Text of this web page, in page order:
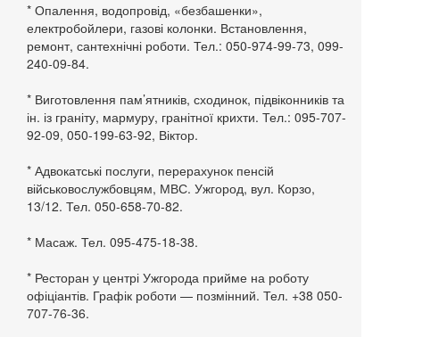
* Опалення, водопровід, «безбашенки»,
електробойлери, газові колонки. Встановлення,
ремонт, сантехнічні роботи. Тел.: 050-974-99-73, 099-
240-09-84.
* Виготовлення пам’ятників, сходинок, підвіконників та
ін. із граніту, мармуру, гранітної крихти. Тел.: 095-707-
92-09, 050-199-63-92, Віктор.
* Адвокатські послуги, перерахунок пенсій
військовослужбовцям, МВС. Ужгород, вул. Корзо,
13/12. Тел. 050-658-70-82.
* Масаж. Тел. 095-475-18-38.
* Ресторан у центрі Ужгорода прийме на роботу
офіціантів. Графік роботи — позмінний. Тел. +38 050-
707-76-36.